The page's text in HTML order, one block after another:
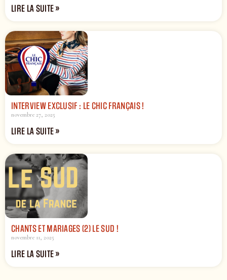
LIRE LA SUITE »
INTERVIEW EXCLUSIF : LE CHIC FRANÇAIS !
novembre 27, 2025
LIRE LA SUITE »
CHANTS ET MARIAGES (2) LE SUD !
novembre 11, 2025
LIRE LA SUITE »